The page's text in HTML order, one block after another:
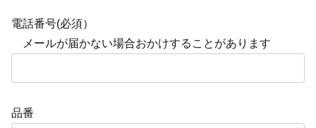
電話番号(必須）
メールが届かない場合おかけすることがあります
品番